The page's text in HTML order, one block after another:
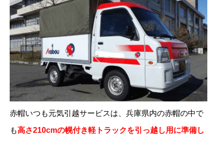
赤帽いつも元気引越サービスは、兵庫県内の赤帽の中で
も高さ210cmの幌付き軽トラックを引っ越し用に準備し